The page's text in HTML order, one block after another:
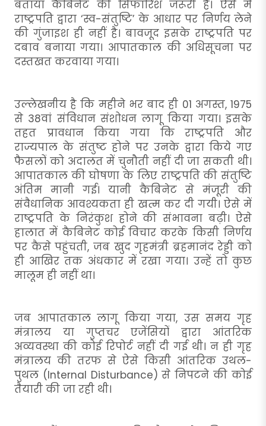
बताया कैबिनेट की सिफारिश जरूरी है। ऐसे में
राष्ट्रपति द्वारा ‘स्व-संतुष्टि’ के आधार पर निर्णय लेने
की गुंजाइश ही नहीं है। बावजूद इसके राष्ट्रपति पर
दबाव बनाया गया। आपातकाल की अधिसूचना पर
दस्तखत करवाया गया।
उल्लेखनीय है कि महीने भर बाद ही 01 अगस्त, 1975
से 38वां संविधान संशोधन लागू किया गया। इसके
तहत प्रावधान किया गया कि राष्ट्रपति और
राज्यपाल के संतुष्ट होने पर उनके द्वारा किये गए
फैसलों को अदालत में चुनौती नहीं दी जा सकती थी।
आपातकाल की घोषणा के लिए राष्ट्रपति की संतुष्टि
अंतिम मानी गई। यानी कैबिनेट से मंजूरी की
संवैधानिक आवश्यकता ही खत्म कर दी गयी। ऐसे में
राष्ट्रपति के निरंकुश होने की संभावना बढ़ी। ऐसे
हालात में कैबिनेट कोई विचार करके किसी निर्णय
पर कैसे पहुंचती, जब खुद गृहमंत्री ब्रहमानंद रेड्डी को
ही आखिर तक अंधकार में रखा गया। उन्हें तो कुछ
मालूम ही नहीं था।
जब आपातकाल लागू किया गया, उस समय गृह
मंत्रालय या गुप्तचर एजेंसियों द्वारा आंतरिक
अव्यवस्था की कोई रिपोर्ट नहीं दी गई थी। न ही गृह
मंत्रालय की तरफ से ऐसे किसी आंतरिक उथल-
पुथल (Internal Disturbance) से निपटने की कोई
तैयारी की जा रही थी।